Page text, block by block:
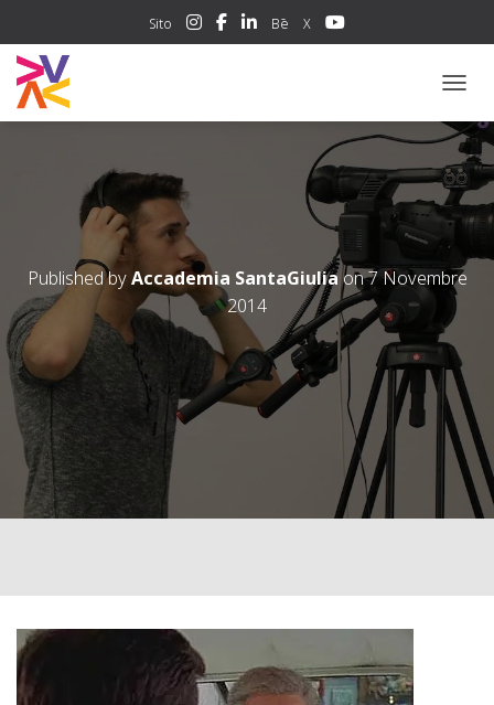
Sito Bē X
Published byAccademia SantaGiuliaon7 Novembre
2014